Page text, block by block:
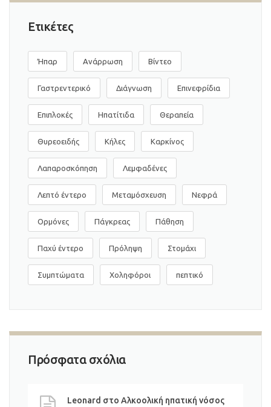
Ετικέτες
Ήπαρ Ανάρρωση Βίντεο
Γαστρεντερικό Διάγνωση Επινεφρίδια
Επιπλοκές Ηπατίτιδα Θεραπεία
Θυρεοειδής Κήλες Καρκίνος
Λαπαροσκόπηση Λεμφαδένες
Λεπτό έντερο Μεταμόσχευση Νεφρά
Ορμόνες Πάγκρεας Πάθηση
Παχύ έντερο Πρόληψη Στομάχι
Συμπτώματα Χοληφόροι πεπτικό
Πρόσφατα σχόλια
Leonard στο Αλκοολική ηπατική νόσος